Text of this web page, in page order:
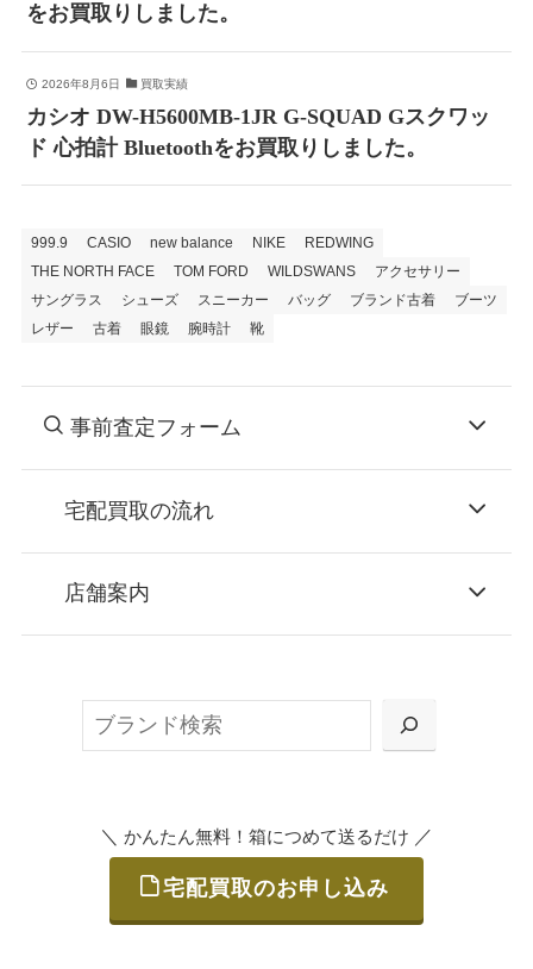
をお買取りしました。
2026年8月6日 買取実績
カシオ DW-H5600MB-1JR G-SQUAD Gスクワッ
ド 心拍計 Bluetoothをお買取りしました。
999.9 CASIO new balance NIKE
REDWING
THE NORTH FACE
TOM FORD WILDSWANS
アクセサリー
サングラス
シューズ スニーカー バッグ ブランド古着
ブーツ
レザー
古着 眼鏡 腕時計 靴
事前査定フォーム
宅配買取の流れ
お申込み
または梱包材不要の「集荷申込」からお選び
ご発送
店舗案内
＼ かんたん無料！箱につめて送るだけ ／
宅配買取のお申し込み